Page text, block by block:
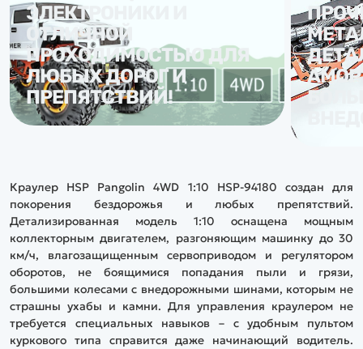
ЭЛЕКТРОНИКИ И
ОТЛИЧНОЙ
ПРОХОДИМОСТЬЮ ДЛЯ
ЛЮБЫХ ДОРОГ И
ПРЕПЯТСТВИЙ!
Краулер HSP Pangolin 4WD 1:10 HSP-94180 создан для
покорения бездорожья и любых препятствий.
Детализированная модель 1:10 оснащена мощным
коллекторным двигателем, разгоняющим машинку до 30
км/ч, влагозащищенным сервоприводом и регулятором
оборотов, не боящимися попадания пыли и грязи,
большими колесами с внедорожными шинами, которым не
страшны ухабы и камни. Для управления краулером не
требуется специальных навыков – с удобным пультом
куркового типа справится даже начинающий водитель.